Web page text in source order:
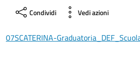
Condividi Vedi azioni
07SCATERINA-